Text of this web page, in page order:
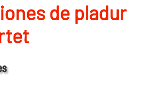
de pladur